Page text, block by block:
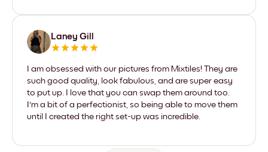
Laney Gill
I am obsessed with our pictures from Mixtiles! They are
such good quality, look fabulous, and are super easy
to put up. I love that you can swap them around too.
I'm a bit of a perfectionist, so being able to move them
until I created the right set-up was incredible.